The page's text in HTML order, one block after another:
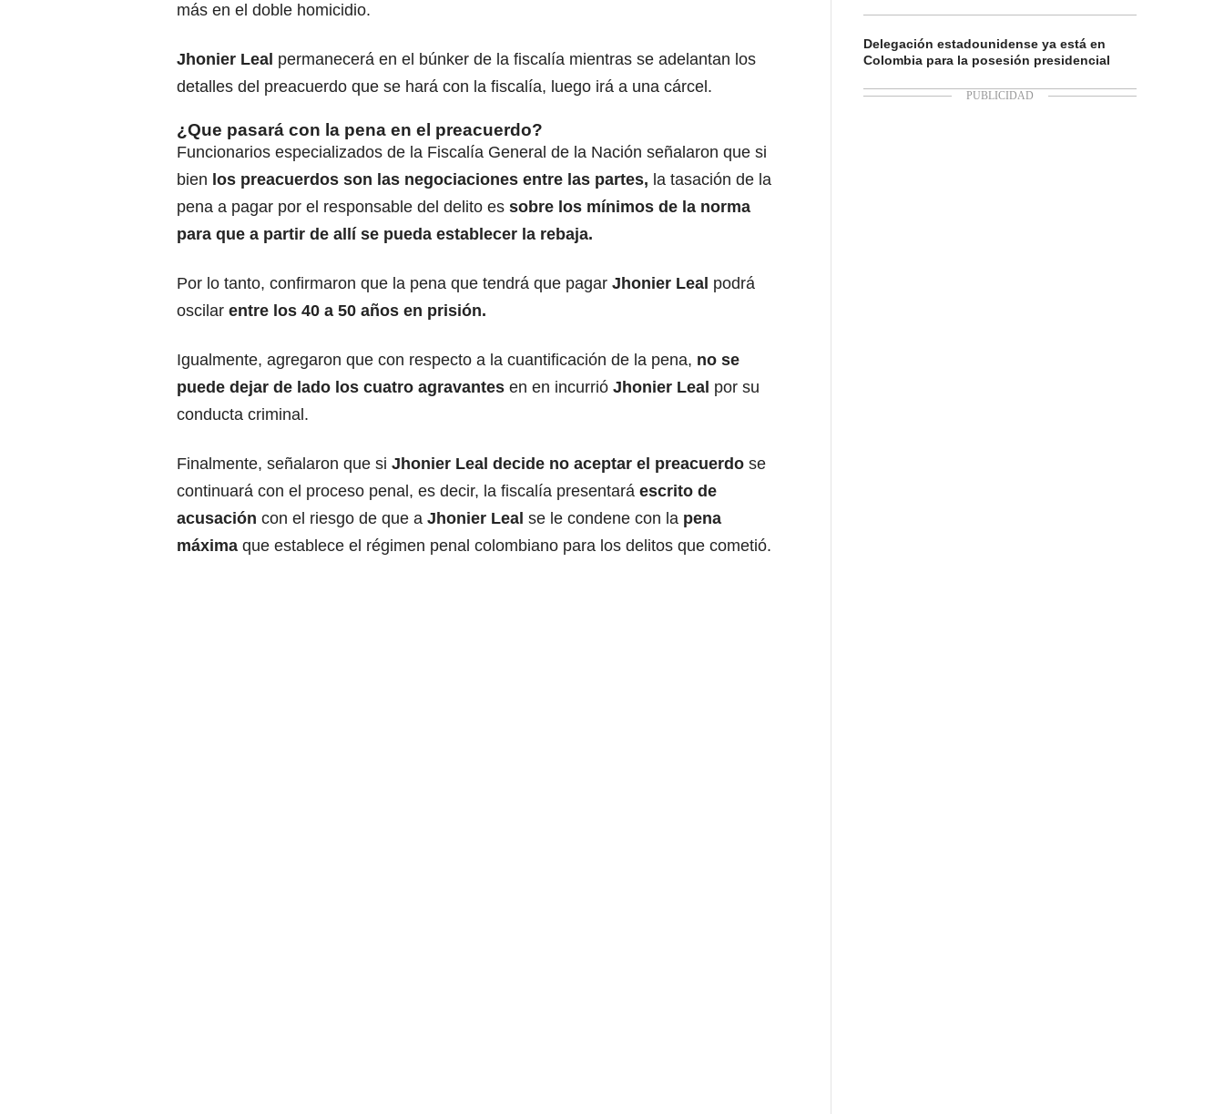
más en el doble homicidio.
Jhonier Leal permanecerá en el búnker de la fiscalía mientras se adelantan los
detalles del preacuerdo que se hará con la fiscalía, luego irá a una cárcel.
¿Que pasará con la pena en el preacuerdo?
Funcionarios especializados de la Fiscalía General de la Nación señalaron que si
bien los preacuerdos son las negociaciones entre las partes, la tasación de la
pena a pagar por el responsable del delito es sobre los mínimos de la norma
para que a partir de allí se pueda establecer la rebaja.
Por lo tanto, confirmaron que la pena que tendrá que pagar Jhonier Leal podrá
oscilar entre los 40 a 50 años en prisión.
Igualmente, agregaron que con respecto a la cuantificación de la pena, no se
puede dejar de lado los cuatro agravantes en en incurrió Jhonier Leal por su
conducta criminal.
Finalmente, señalaron que si Jhonier Leal decide no aceptar el preacuerdo se
continuará con el proceso penal, es decir, la fiscalía presentará escrito de
acusación con el riesgo de que a Jhonier Leal se le condene con la pena
máxima que establece el régimen penal colombiano para los delitos que cometió.
Delegación estadounidense ya está en
Colombia para la posesión presidencial